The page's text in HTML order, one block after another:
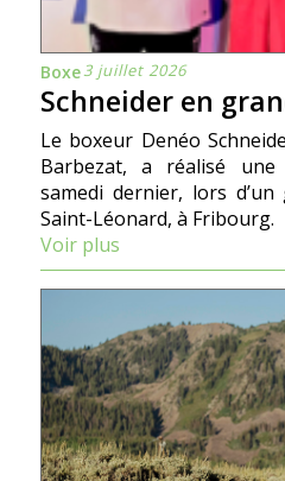
Boxe3 juillet 2026
Schneider en
Le boxeur Denéo
Barbezat, a réalisé une
samedi dernier, lors
Saint-Léonard, à Fribourg.
Voir plus